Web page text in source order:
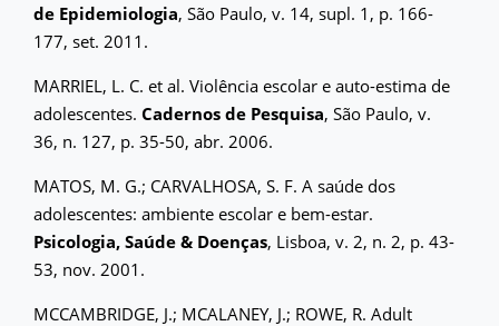
de Epidemiologia, São Paulo, v. 14, supl. 1, p. 166-
177, set. 2011.
MARRIEL, L. C. et al. Violência escolar e auto-estima de
adolescentes. Cadernos de Pesquisa, São Paulo, v.
36, n. 127, p. 35-50, abr. 2006.
MATOS, M. G.; CARVALHOSA, S. F. A saúde dos
adolescentes: ambiente escolar e bem-estar.
Psicologia, Saúde & Doenças, Lisboa, v. 2, n. 2, p. 43-
53, nov. 2001.
MCCAMBRIDGE, J.; MCALANEY, J.; ROWE, R. Adult